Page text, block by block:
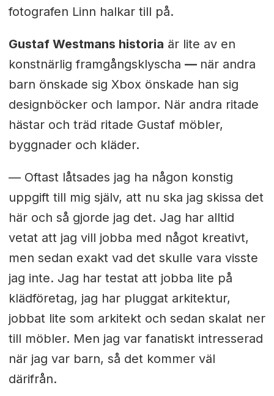
fotografen Linn halkar till på.
Gustaf Westmans historia är lite av en
konstnärlig framgångsklyscha — när andra
barn önskade sig Xbox önskade han sig
designböcker och lampor. När andra ritade
hästar och träd ritade Gustaf möbler,
byggnader och kläder.
— Oftast låtsades jag ha någon konstig
uppgift till mig själv, att nu ska jag skissa det
här och så gjorde jag det. Jag har alltid
vetat att jag vill jobba med något kreativt,
men sedan exakt vad det skulle vara visste
jag inte. Jag har testat att jobba lite på
klädföretag, jag har pluggat arkitektur,
jobbat lite som arkitekt och sedan skalat ner
till möbler. Men jag var fanatiskt intresserad
när jag var barn, så det kommer väl
därifrån.